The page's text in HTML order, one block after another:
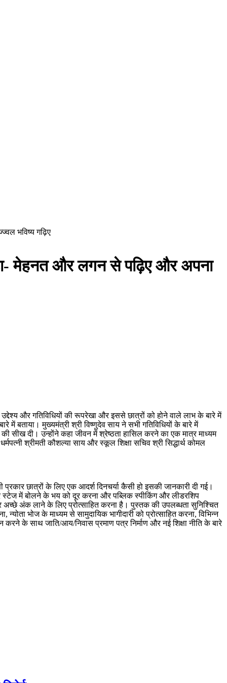
भविष्य गढ़िए
मेहनत और लगन से पढ़िए और अपना
और गतिविधियों की रूपरेखा और इससे छात्रों को होने वाले लाभ के बारे में
में बताया। मुख्यमंत्री श्री विष्णुदेव साय ने सभी गतिविधियों के बारे में
दी। उन्होंने कहा जीवन में श्रेष्ठता हासिल करने का एक मात्र माध्यम
श्रीमती कौशल्या साय और स्कूल शिक्षा सचिव श्री सिद्धार्थ कोमल
छात्रों के लिए एक आदर्श दिनचर्या कैसी हो इसकी जानकारी दी गई।
स्टेज में बोलने के भय को दूर करना और पब्लिक स्पीकिंग और लीडरशिप
और अच्छे अंक लाने के लिए प्रोत्साहित करना है। पुस्तक की उपलब्धता सुनिश्चित
भोज के माध्यम से सामुदायिक भागीदारी को प्रोत्साहित करना, विभिन्न
करने के साथ जाति/आय/निवास प्रमाण पत्र निर्माण और नई शिक्षा नीति के बारे